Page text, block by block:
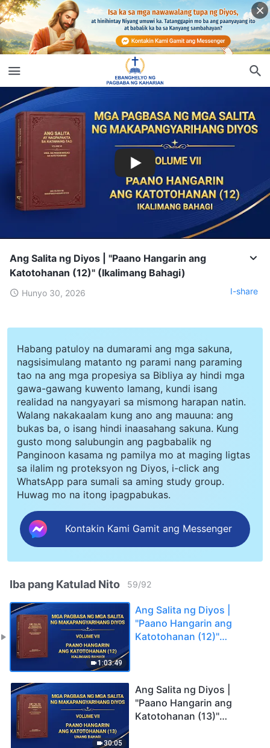
Ang Salita ng Diyos | "Paano Hangarin ang
Katotohanan (12)" (Ikalimang Bahagi)
Hunyo 30, 2026 I-share
Habang patuloy na dumarami ang mga sakuna,
nagsisimulang matanto ng parami nang paraming
tao na ang mga propesiya sa Bibliya ay hindi mga
gawa-gawang kuwento lamang, kundi isang
realidad na nangyayari sa mismong harapan natin.
Walang nakakaalam kung ano ang mauuna: ang
bukas ba, o isang hindi inaasahang sakuna. Kung
gusto mong salubungin ang pagbabalik ng
Panginoon kasama ng pamilya mo at maging ligtas
sa ilalim ng proteksyon ng Diyos, i-click ang
WhatsApp para sumali sa aming study group.
Huwag mo na itong ipagpabukas.
Kontakin Kami Gamit ang Messenger
Iba pang Katulad Nito 59/92
1:03:49
Ang Salita ng Diyos |
"Paano Hangarin ang
Katotohanan (12)"
30:05
Ang Salita ng Diyos |
"Paano Hangarin ang
Katotohanan (13)"